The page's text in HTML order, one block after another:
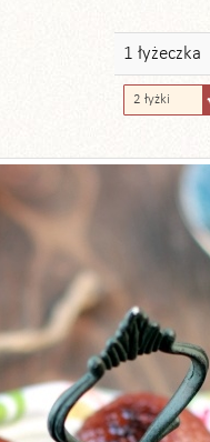
1 łyżeczka
2 łyżki